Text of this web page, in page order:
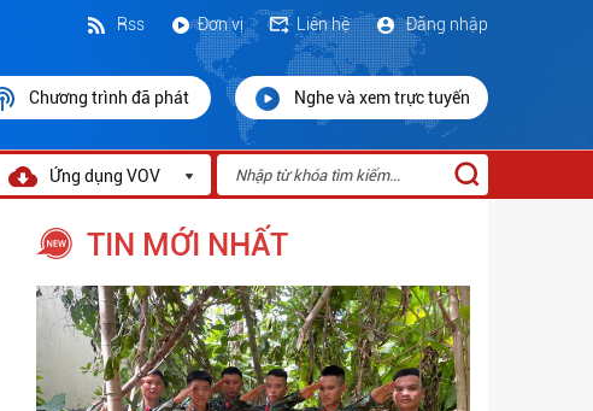
Đăng nhập
Liên hệ
Đơn vị
Rss
Chương trình đã phát Nghe và xem trực tuyến
Ứng dụng VOV
TIN MỚI NHẤT